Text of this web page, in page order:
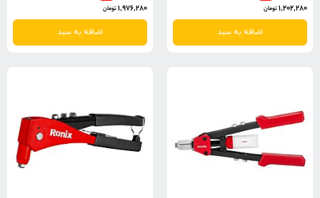
1,202,280تومان
اضافه به سبد
1,976,280تومان
اضافه به سبد